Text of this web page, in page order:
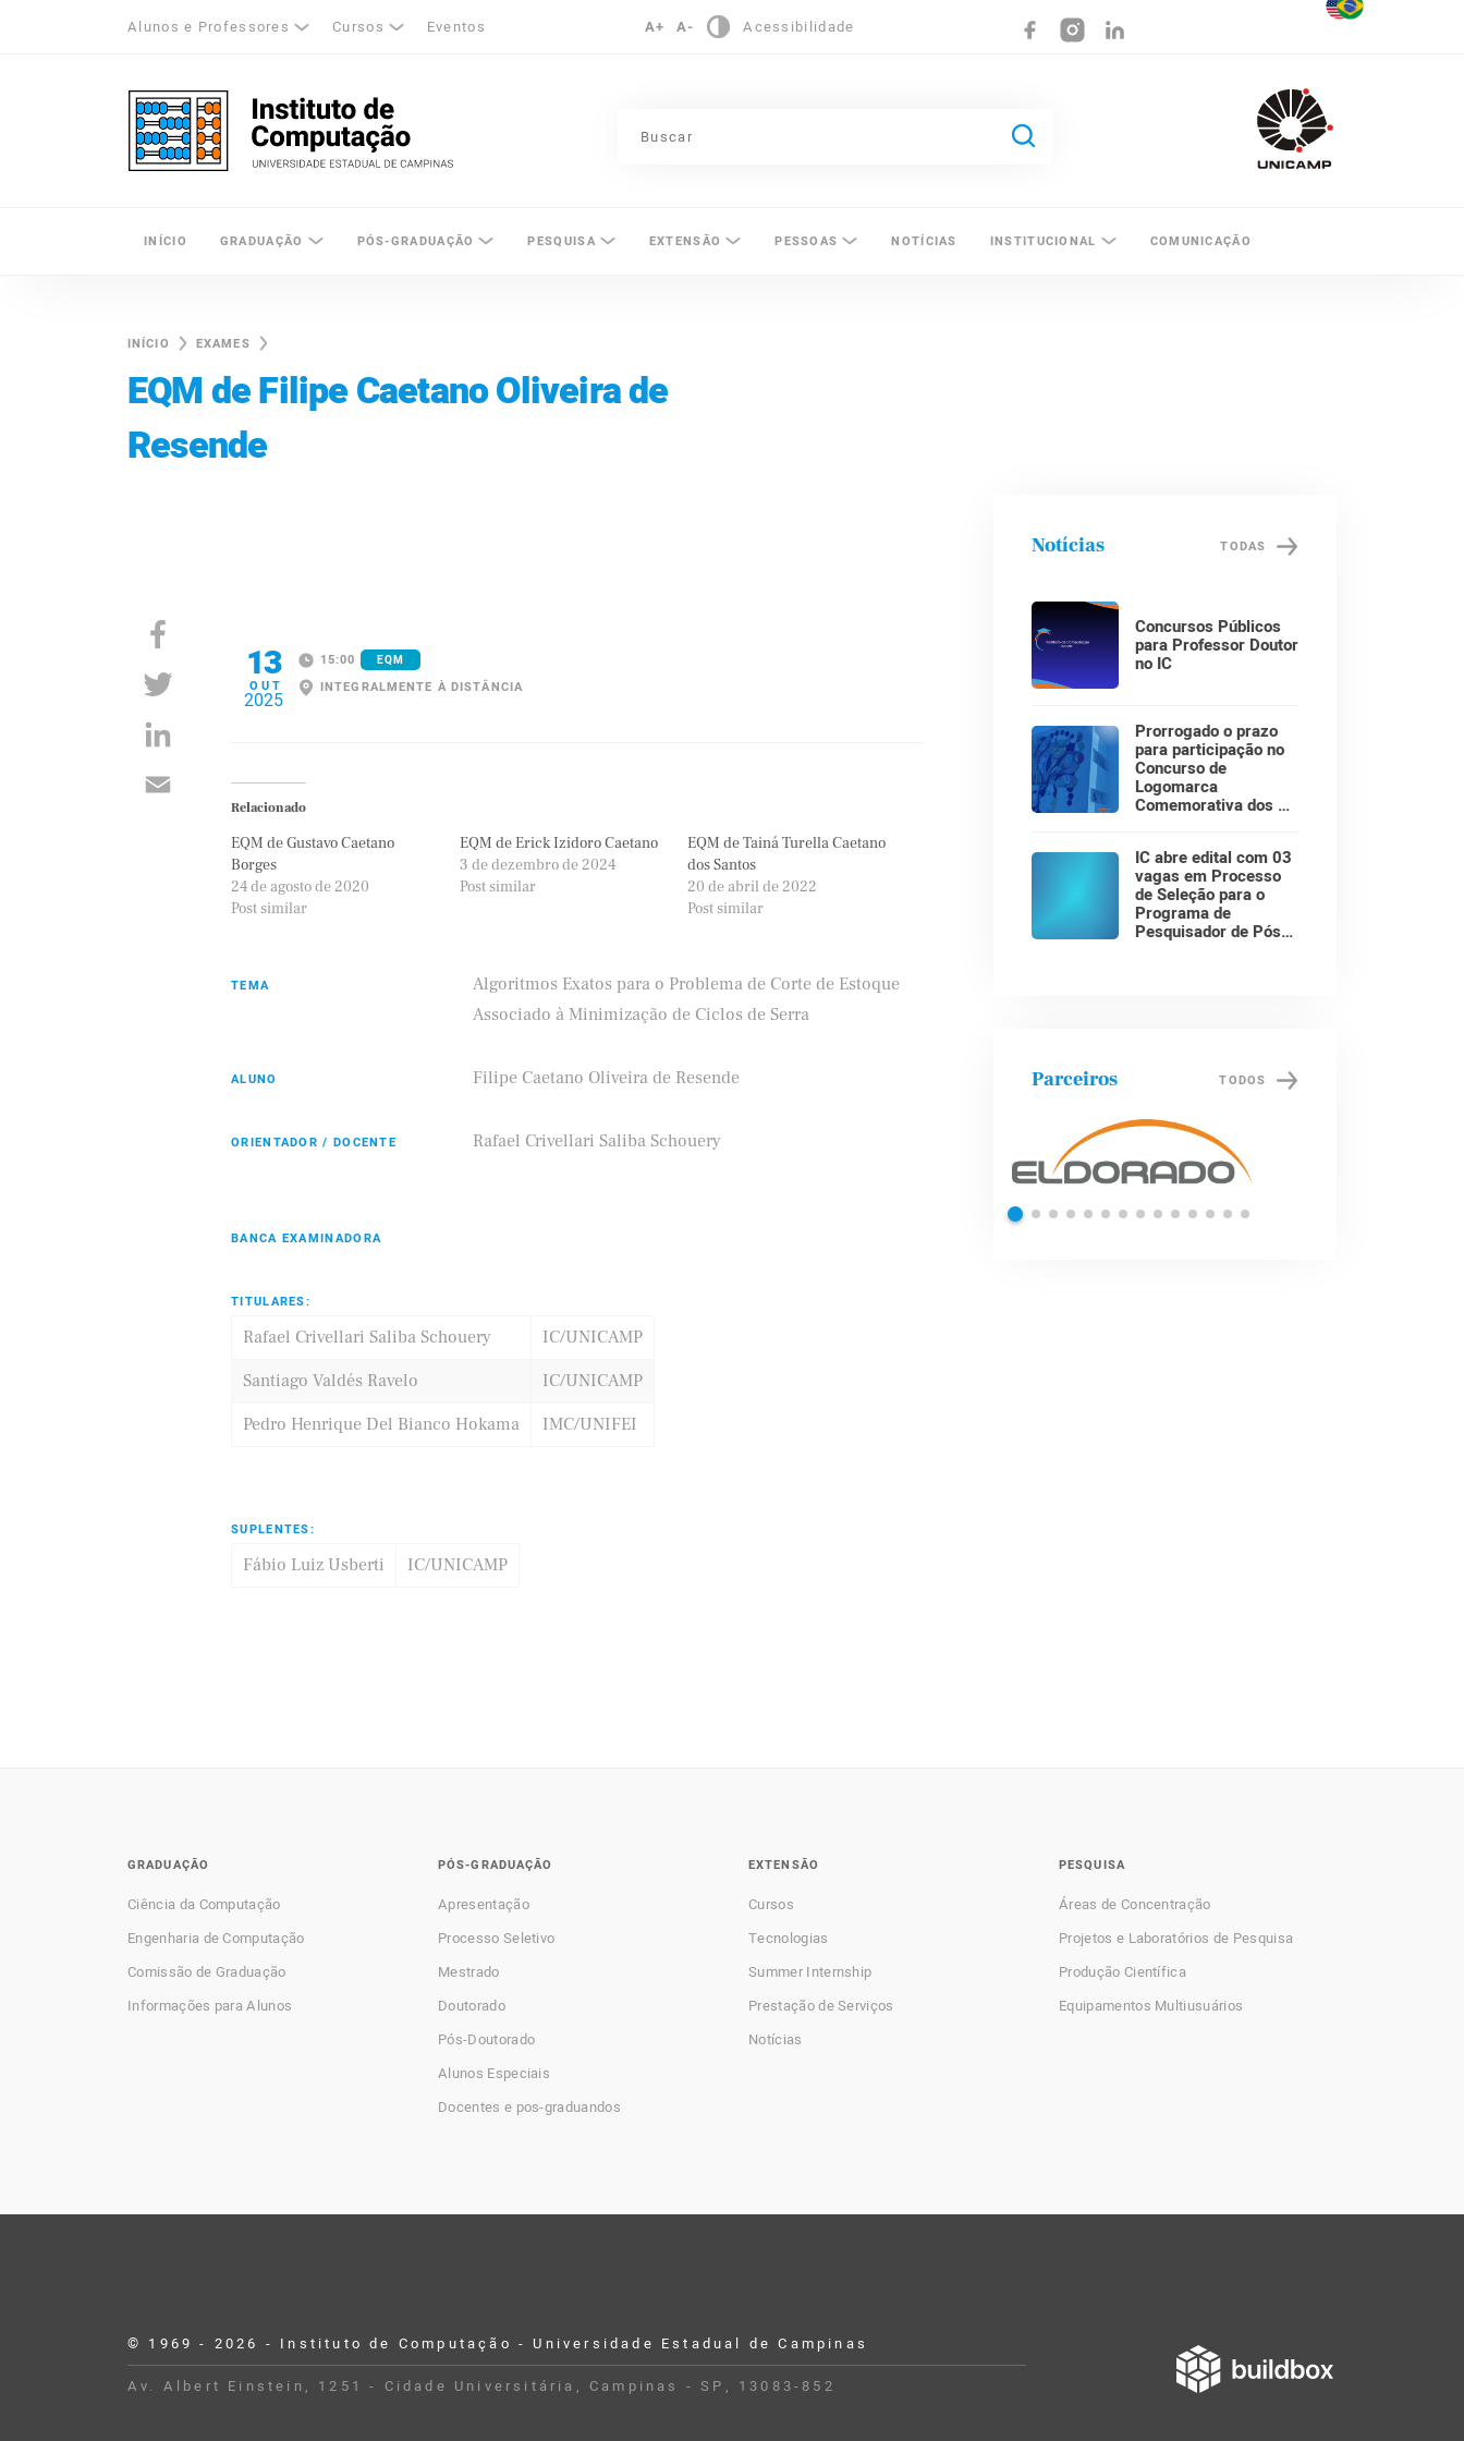
Alunos e Professores Cursos Eventos A+ A- Acessibilidade
Unicamp - Universidade Estadual de Campinas
INÍCIO GRADUAÇÃO PÓS-GRADUAÇÃO PESQUISA EXTENSÃO PESSOAS NOTÍCIAS INSTITUCIONAL COMUNICAÇÃO
INÍCIO EXAMES
EQM de Filipe Caetano Oliveira de
Resende
13
OUT
2025
15:00 EQM
INTEGRALMENTE À DISTÂNCIA
Relacionado
EQM de Gustavo Caetano
Borges
24 de agosto de 2020
Post similar
EQM de Erick Izidoro Caetano
3 de dezembro de 2024
Post similar
EQM de Tainá Turella Caetano
dos Santos
20 de abril de 2022
Post similar
TEMA
Algoritmos Exatos para o Problema de Corte de Estoque
Associado à Minimização de Ciclos de Serra
ALUNO Filipe Caetano Oliveira de Resende
ORIENTADOR / DOCENTE Rafael Crivellari Saliba Schouery
BANCA EXAMINADORA
TITULARES:
Rafael Crivellari Saliba Schouery
IC/UNICAMP
Santiago Valdés Ravelo
IC/UNICAMP
Pedro Henrique Del Bianco Hokama
IMC/UNIFEI
SUPLENTES:
Fábio Luiz Usberti IC/UNICAMP
Notícias TODAS
Concursos Públicos
para Professor Doutor
no IC
Prorrogado o prazo
para participação no
Concurso de
Logomarca
Comemorativa dos 30
IC abre edital com 03
vagas em Processo
de Seleção para o
Programa de
Pesquisador de Pós-
Parceiros TODOS
ifood Shell
GRADUAÇÃO
Ciência da Computação
Engenharia de Computação
Comissão de Graduação
Informações para Alunos
PÓS-GRADUAÇÃO
Apresentação
Processo Seletivo
Mestrado
Doutorado
Pós-Doutorado
Alunos Especiais
Docentes e pos-graduandos
EXTENSÃO
Cursos
Tecnologias
Summer Internship
Prestação de Serviços
Notícias
PESQUISA
Áreas de Concentração
Projetos e Laboratórios de Pesquisa
Produção Científica
Equipamentos Multiusuários
© 1969 - 2026 - Instituto de Computação - Universidade Estadual de Campinas
Av. Albert Einstein, 1251 - Cidade Universitária, Campinas - SP, 13083-852
Desenvolvido por Buildbox